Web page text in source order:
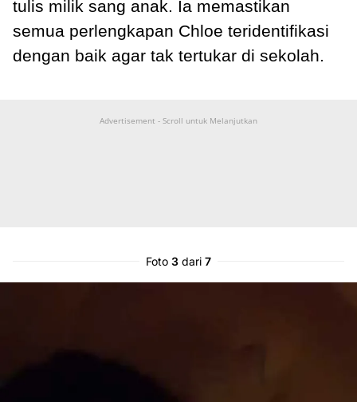
tulis milik sang anak. Ia memastikan
semua perlengkapan Chloe teridentifikasi
dengan baik agar tak tertukar di sekolah.
Advertisement - Scroll untuk Melanjutkan
Foto 3 dari 7